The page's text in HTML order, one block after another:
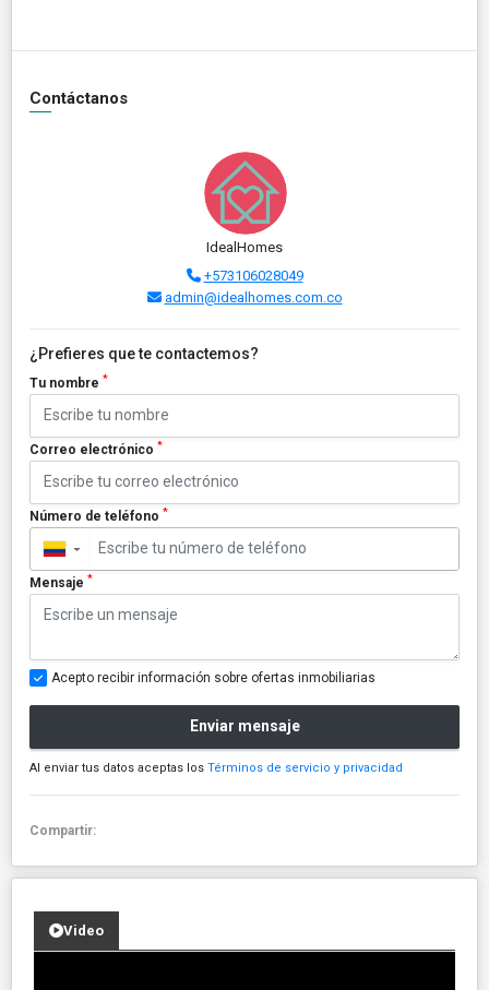
Contáctanos
IdealHomes
+573106028049
admin@idealhomes.com.co
¿Prefieres que te contactemos?
Tu nombre *
Correo electrónico *
Número de teléfono *
▼
Mensaje *
Acepto recibir información sobre ofertas inmobiliarias
Enviar mensaje
Al enviar tus datos aceptas los Términos de servicio y privacidad
Compartir:
Video